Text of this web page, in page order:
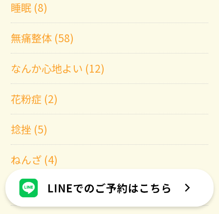
睡眠 (8)
無痛整体 (58)
なんか心地よい (12)
花粉症 (2)
捻挫 (5)
ねんざ (4)
神経痛 (3)